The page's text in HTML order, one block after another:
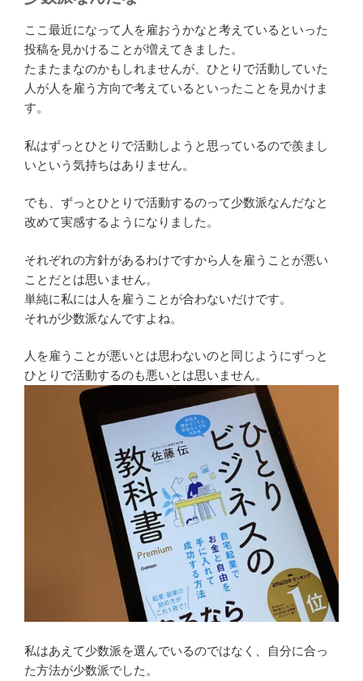
ここ最近になって人を雇おうかなと考えているといった
投稿を見かけることが増えてきました。
たまたまなのかもしれませんが、ひとりで活動していた
人が人を雇う方向で考えているといったことを見かけま
す。
私はずっとひとりで活動しようと思っているので羨まし
いという気持ちはありません。
でも、ずっとひとりで活動するのって少数派なんだなと
改めて実感するようになりました。
それぞれの方針があるわけですから人を雇うことが悪い
ことだとは思いません。
単純に私には人を雇うことが合わないだけです。
それが少数派なんですよね。
人を雇うことが悪いとは思わないのと同じようにずっと
ひとりで活動するのも悪いとは思いません。
私はあえて少数派を選んでいるのではなく、自分に合っ
た方法が少数派でした。